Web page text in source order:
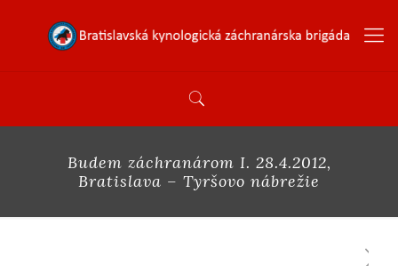
Budem záchranárom I. 28.4.2012,
Bratislava – Tyršovo nábrežie